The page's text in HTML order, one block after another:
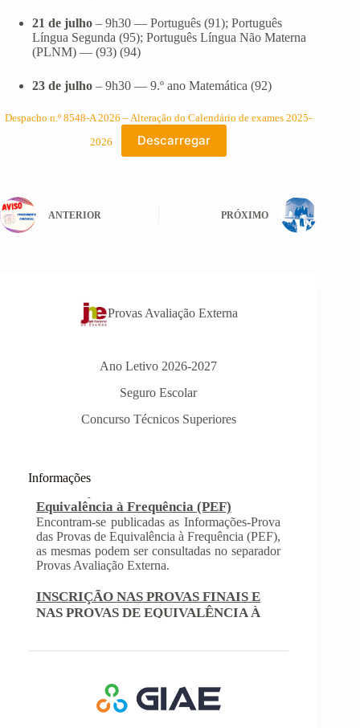
21 de julho – 9h30 — Português (91); Português
Língua Segunda (95); Português Língua Não Materna
(PLNM) — (93) (94)
23 de julho – 9h30 — 9.º ano Matemática (92)
Despacho n.º 8548-A 2026 – Alteração do Calendário de exames 2025-
2026 Descarregar
ANTERIOR PRÓXIMO
Provas Avaliação Externa
Ano Letivo 2026-2027
Seguro Escolar
Concurso Técnicos Superiores
Informações
Informações-Prova Provas de
as mesmas podem ser consultadas no separador
INSCRIÇÃO NAS PROVAS FINAIS E
NAS PROVAS DE EQUIVALÊNCIA À
FREQUÊNCIA
Com a publicação da Norma 1 do JNE – Júri
prazos para inscrição nas provas finais e nas
provas de equivalência à frequência, para
Nos termos do Artigo 36º da Portaria nº 223-
A/2018, de 3 de Agosto, são afixadas hoje, dia